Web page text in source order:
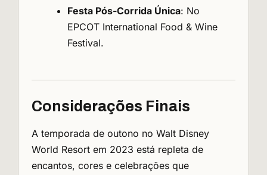
Festa Pós-Corrida Única: No
EPCOT International Food & Wine
Festival.
Considerações Finais
A temporada de outono no Walt Disney
World Resort em 2023 está repleta de
encantos, cores e celebrações que